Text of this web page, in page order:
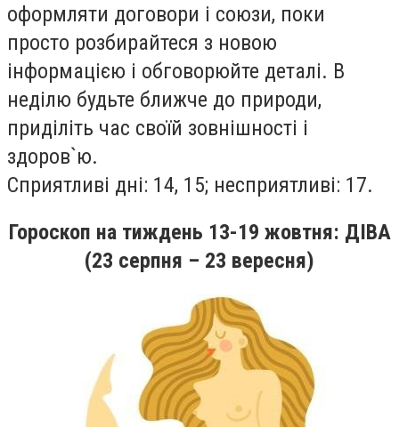
оформляти договори i союзи, поки
просто розбирайтеся з новою
iнформацiєю i обговорюйте деталi. В
недiлю будьте ближче до природи,
придiлiть час своїй зовнiшностi i
здоров`ю.
Сприятливi днi: 14, 15; несприятливi: 17.
Гороскоп на тиждень 13-19 жовтня: ДІВА
(23 серпня – 23 вересня)